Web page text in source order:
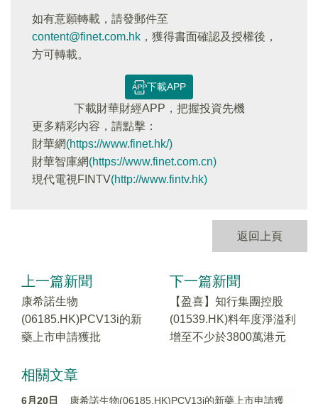
如有意願轉載，請發郵件至
content@finet.com.hk ，獲得書面確認及授權後，
方可轉載。
下載APP
下載財華財經APP，把握投資先機
更多精彩内容，請點擊：
財華網(https://www.finet.hk/)
財華智庫網(https://www.finet.com.cn)
現代電視FINTV(http://www.fintv.hk)
返回上頁
上一篇新聞
康希諾生物
(06185.HK)PCV13i的新
藥上市申請獲批
下一篇新聞
【盈喜】知行集團控股
(01539.HK)料年度淨溢利
增至不少於3800萬港元
相關文章
6月20日
康希諾生物(06185.HK)PCV13i的新藥上市申請獲